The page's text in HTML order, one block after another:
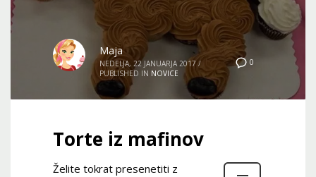
0
Maja
NEDELJA, 22 JANUARJA 2017 /
PUBLISHED IN NOVICE
Torte iz mafinov
Želite tokrat presenetiti z